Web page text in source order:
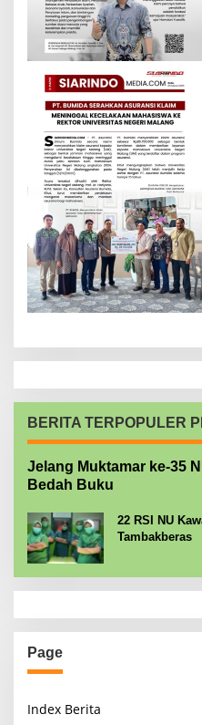
BERITA TERPOPULER
Jelang Muktamar ke-35
Bedah Buku
22 RSI NU
Tambakberas
Page
Index Berita